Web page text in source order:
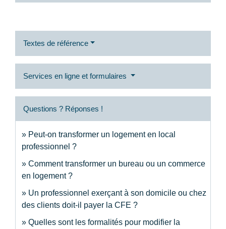
Textes de référence
Services en ligne et formulaires
Questions ? Réponses !
Peut-on transformer un logement en local
professionnel ?
Comment transformer un bureau ou un commerce
en logement ?
Un professionnel exerçant à son domicile ou chez
des clients doit-il payer la CFE ?
Quelles sont les formalités pour modifier la